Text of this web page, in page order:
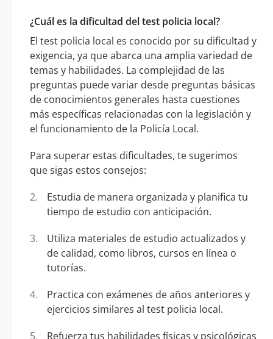
¿Cuál es la dificultad del test policia local?
El test policia local es conocido por su dificultad y
exigencia, ya que abarca una amplia variedad de
temas y habilidades. La complejidad de las
preguntas puede variar desde preguntas básicas
de conocimientos generales hasta cuestiones
más específicas relacionadas con la legislación y
el funcionamiento de la Policía Local.
Para superar estas dificultades, te sugerimos
que sigas estos consejos:
Estudia de manera organizada y planifica tu
tiempo de estudio con anticipación.
Utiliza materiales de estudio actualizados y
de calidad, como libros, cursos en línea o
tutorías.
Practica con exámenes de años anteriores y
ejercicios similares al test policia local.
Refuerza tus habilidades físicas y psicológicas